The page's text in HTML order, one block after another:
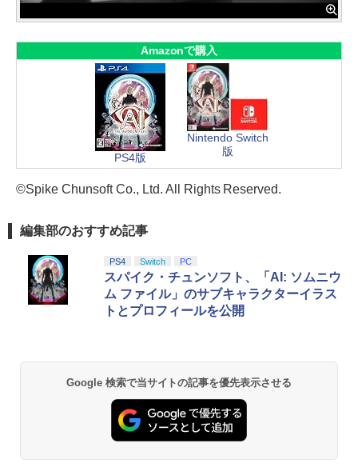
Amazonで購入
PS4版
Nintendo Switch
版
©Spike Chunsoft Co., Ltd. All Rights Reserved.
編集部のおすすめ記事
PS4 Switch PC
スパイク・チュンソフト、「AI: ソムニウ
ム ファイル」のサブキャラクターイラス
トとプロフィールを公開
Google 検索で当サイトの記事を優先表示させる